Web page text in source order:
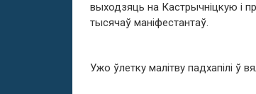
выходзяць на Кастрычніцкую і
тысячаў маніфестантаў.
Ужо ўлетку малітву падхапілі ў